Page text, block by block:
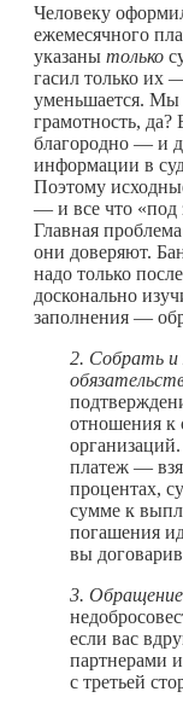
Человеку
ежемесячного
указаны только
гасил только их
уменьшается.
грамотность,
благородно — и
информации в
Поэтому
— и все что «под
Главная
они доверяют.
надо только
досконально
заполнения —
2. Собрать и
отношения к
платеж —
процентах,
сумме к
погашения
вы
3.
если вас
партнерами
с третьей